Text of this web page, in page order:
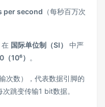
per second （每秒百万次
国际单位制（SI）
中严
10⁶） 。
输次数），代表数据引脚的
跳变传输1 bit数据。